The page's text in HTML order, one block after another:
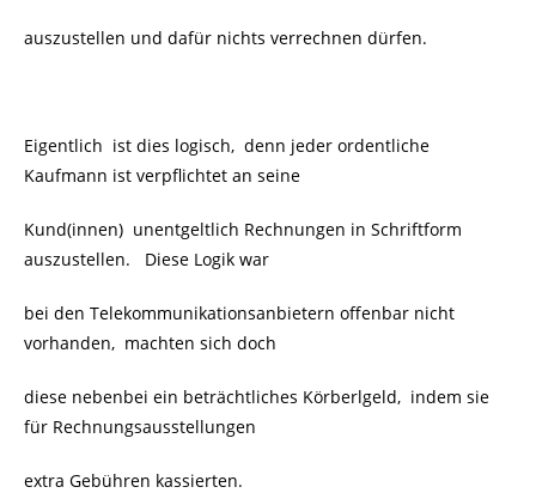
auszustellen und dafür nichts verrechnen dürfen.
Eigentlich ist dies logisch, denn jeder ordentliche
Kaufmann ist verpflichtet an seine
Kund(innen) unentgeltlich Rechnungen in Schriftform
auszustellen. Diese Logik war
bei den Telekommunikationsanbietern offenbar nicht
vorhanden, machten sich doch
diese nebenbei ein beträchtliches Körberlgeld, indem sie
für Rechnungsausstellungen
extra Gebühren kassierten.